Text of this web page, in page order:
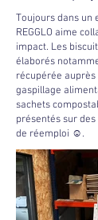
Toujours dans un
REGGLO aime
impact. Les
élaborés
récupérée
gaspillage
sachets
présentés sur des
de réemploi ☺.